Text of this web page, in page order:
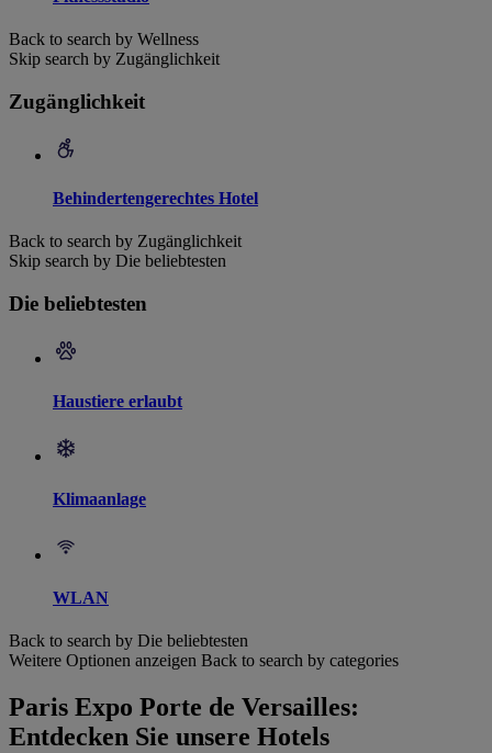
Back to search by Wellness
Skip search by Zugänglichkeit
Zugänglichkeit
Behindertengerechtes Hotel
Back to search by Zugänglichkeit
Skip search by Die beliebtesten
Die beliebtesten
Haustiere erlaubt
Klimaanlage
WLAN
Back to search by Die beliebtesten
Weitere Optionen anzeigen Back to search by categories
Paris Expo Porte de Versailles:
Entdecken Sie unsere Hotels